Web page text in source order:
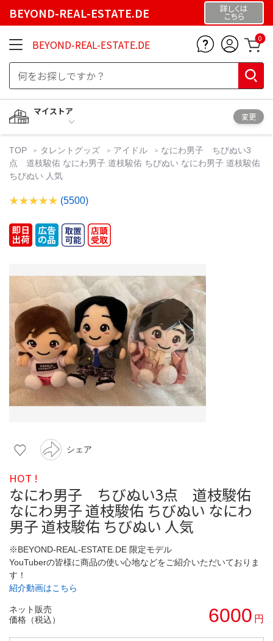
BEYOND-REAL-ESTATE.DE 詳しくは
こちら
BEYOND-REAL-ESTATE.DE 0
マイストア
変更
TOP タレントグッズ アイドル
なにわ男子 ちびぬい3
点 道枝駿佑 なにわ男子 道枝駿佑 ちびぬい なにわ男子 道枝駿佑
ちびぬい 人気
(5500)
シェア
HOT !
なにわ男子 ちびぬい3点 道枝駿佑
なにわ男子 道枝駿佑 ちびぬい なにわ
男子 道枝駿佑 ちびぬい 人気
※BEYOND-REAL-ESTATE.DE 限定モデル
YouTuberの皆様に商品の使い心地などをご紹介いただいておりま
す！
紹介動画はこちら
ネット販売
価格（税込）
6000 円